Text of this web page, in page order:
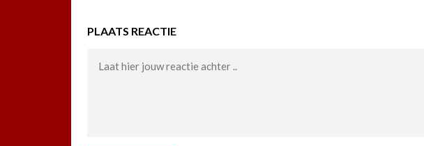
PLAATS REACTIE